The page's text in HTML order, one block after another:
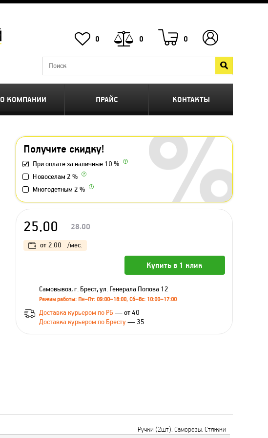
0 0 0
О КОМПАНИИ ПРАЙС КОНТАКТЫ
Получите скидку!
При оплате за наличные 10 %
Новоселам 2 %
Многодетным 2 %
25.00 28.00
от 2.00 /мес.
Купить в 1 клик
Самовывоз, г. Брест, ул. Генерала Попова 12
Режим работы: Пн–Пт: 09:00–18:00, Сб–Вс: 10:00–17:00
Доставка курьером по РБ — от 40
Доставка курьером по Бресту— 35
Ручки (2шт). Саморезы. Стяжки